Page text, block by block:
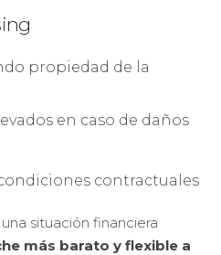
propiedad de la
en caso de daños
contractuales
situación financiera
más barato y flexible a